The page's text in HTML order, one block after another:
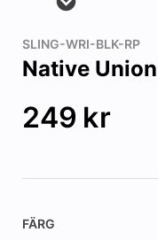
SLING-WRI-BLK-RP
Native
249 kr
FÄRG